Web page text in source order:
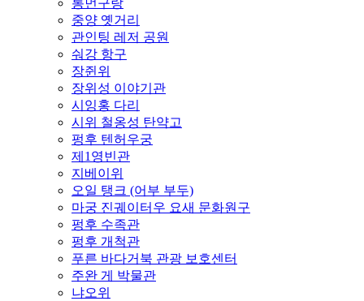
롱먼구랑
중양 옛거리
관인팅 레저 공원
숴강 항구
장쥔위
장위성 이야기관
시잉홍 다리
시위 철옹성 탄약고
펑후 텐허우궁
제1영빈관
지베이위
오일 탱크 (어부 부두)
마궁 진궤이터우 요새 문화원구
펑후 수족관
펑후 개척관
푸른 바다거북 관광 보호센터
주완 게 박물관
냐오위